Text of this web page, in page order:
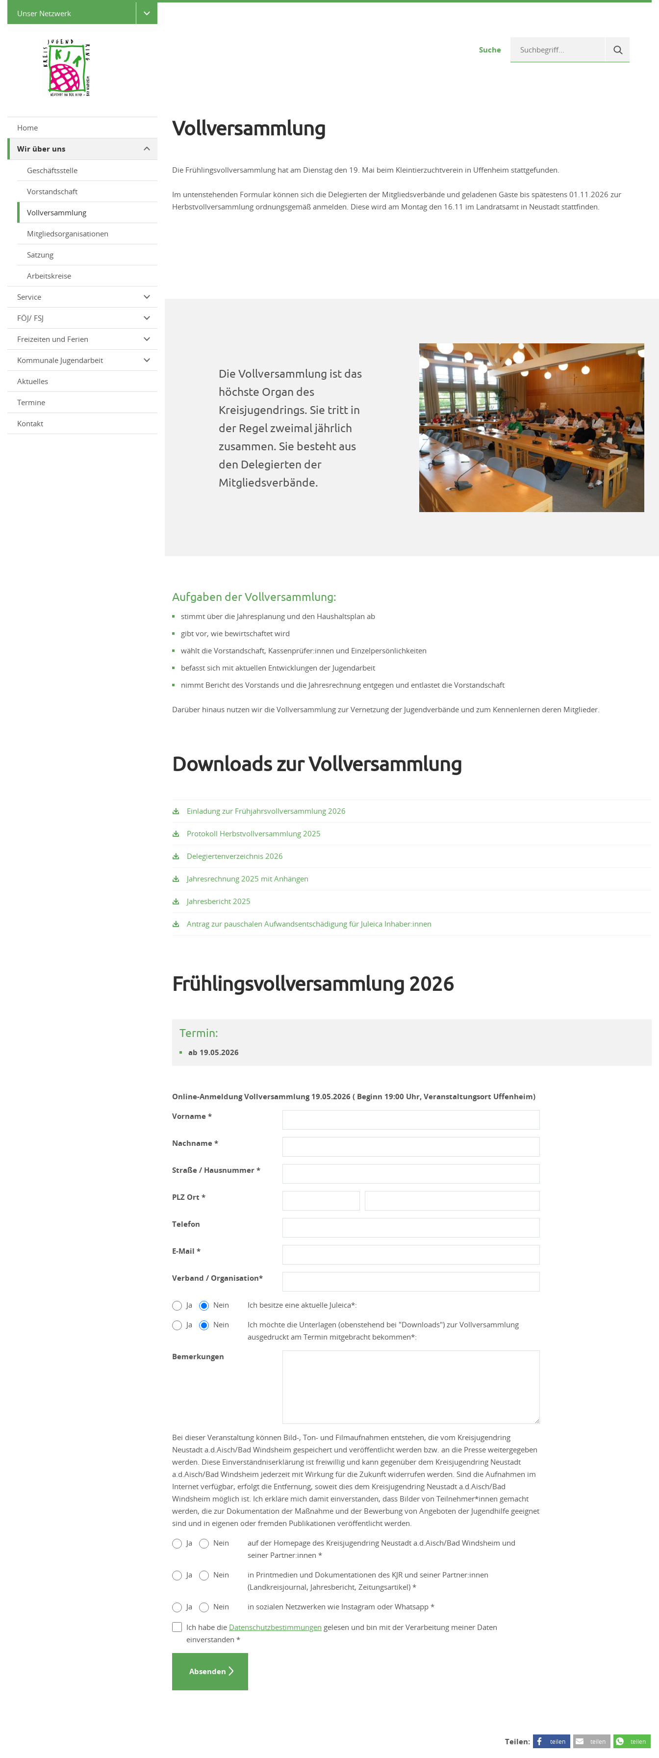
Unser Netzwerk
Suche
Home
Wir über uns
Geschäftsstelle
Vorstandschaft
Vollversammlung
Mitgliedsorganisationen
Satzung
Arbeitskreise
Service
FÖJ/ FSJ
Freizeiten und Ferien
Kommunale Jugendarbeit
Aktuelles
Termine
Kontakt
Vollversammlung
Die Frühlingsvollversammlung hat am Dienstag den 19. Mai beim Kleintierzuchtverein in Uffenheim stattgefunden.
Im untenstehenden Formular können sich die Delegierten der Mitgliedsverbände und geladenen Gäste bis spätestens 01.11.2026 zur
Herbstvollversammlung ordnungsgemäß anmelden. Diese wird am Montag den 16.11 im Landratsamt in Neustadt stattfinden.
Die Vollversammlung ist das
höchste Organ des
Kreisjugendrings. Sie tritt in
der Regel zweimal jährlich
zusammen. Sie besteht aus
den Delegierten der
Mitgliedsverbände.
Aufgaben der Vollversammlung:
stimmt über die Jahresplanung und den Haushaltsplan ab
gibt vor, wie bewirtschaftet wird
wählt die Vorstandschaft, Kassenprüfer:innen und Einzelpersönlichkeiten
befasst sich mit aktuellen Entwicklungen der Jugendarbeit
nimmt Bericht des Vorstands und die Jahresrechnung entgegen und entlastet die Vorstandschaft
Darüber hinaus nutzen wir die Vollversammlung zur Vernetzung der Jugendverbände und zum Kennenlernen deren Mitglieder.
Downloads zur Vollversammlung
Einladung zur Frühjahrsvollversammlung 2026
Protokoll Herbstvollversammlung 2025
Delegiertenverzeichnis 2026
Jahresrechnung 2025 mit Anhängen
Jahresbericht 2025
Antrag zur pauschalen Aufwandsentschädigung für Juleica Inhaber:innen
Frühlingsvollversammlung 2026
Termin:
ab 19.05.2026
Online-Anmeldung Vollversammlung 19.05.2026 ( Beginn 19:00 Uhr, Veranstaltungsort Uffenheim)
Vorname *
Nachname *
Straße / Hausnummer *
PLZ Ort *
Telefon
E-Mail *
Verband / Organisation*
Ja Nein
Ich besitze eine aktuelle Juleica*:
Ja
Nein
Ich möchte die Unterlagen (obenstehend bei "Downloads") zur Vollversammlung
ausgedruckt am Termin mitgebracht bekommen*:
Bemerkungen
Bei dieser Veranstaltung können Bild-, Ton- und Filmaufnahmen entstehen, die vom Kreisjugendring
Neustadt a.d.Aisch/Bad Windsheim gespeichert und veröffentlicht werden bzw. an die Presse weitergegeben
werden. Diese Einverständniserklärung ist freiwillig und kann gegenüber dem Kreisjugendring Neustadt
a.d.Aisch/Bad Windsheim jederzeit mit Wirkung für die Zukunft widerrufen werden. Sind die Aufnahmen im
Internet verfügbar, erfolgt die Entfernung, soweit dies dem Kreisjugendring Neustadt a.d.Aisch/Bad
Windsheim möglich ist. Ich erkläre mich damit einverstanden, dass Bilder von Teilnehmer*innen gemacht
werden, die zur Dokumentation der Maßnahme und der Bewerbung von Angeboten der Jugendhilfe geeignet
sind und in eigenen oder fremden Publikationen veröffentlicht werden.
Ja
Nein
auf der Homepage des Kreisjugendring Neustadt a.d.Aisch/Bad Windsheim und
seiner Partner:innen *
Ja
Nein
in Printmedien und Dokumentationen des KJR und seiner Partner:innen
(Landkreisjournal, Jahresbericht, Zeitungsartikel) *
Ja
Nein in sozialen Netzwerken wie Instagram oder Whatsapp *
Ich habe die Datenschutzbestimmungen gelesen und bin mit der Verarbeitung meiner Daten
einverstanden *
Absenden
Teilen: teilen teilen teilen